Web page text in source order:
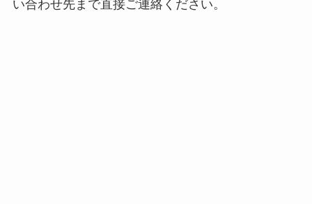
い合わせ先まで直接ご連絡ください。